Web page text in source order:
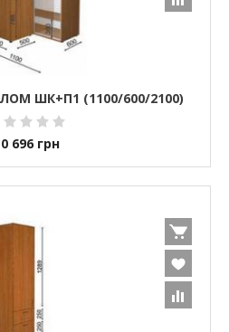
ШК+П1 (1100/600/2100)
696 грн